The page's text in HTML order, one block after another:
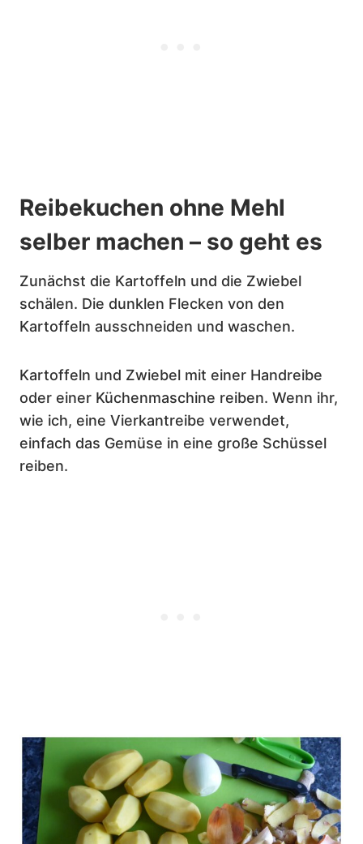
Reibekuchen ohne Mehl
selber machen – so geht es
Zunächst die Kartoffeln und die Zwiebel
schälen. Die dunklen Flecken von den
Kartoffeln ausschneiden und waschen.
Kartoffeln und Zwiebel mit einer Handreibe
oder einer Küchenmaschine reiben. Wenn ihr,
wie ich, eine Vierkantreibe verwendet,
einfach das Gemüse in eine große Schüssel
reiben.